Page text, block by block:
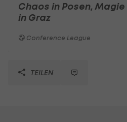
Chaos in Posen, Magie
in Graz
Conference League
TEILEN